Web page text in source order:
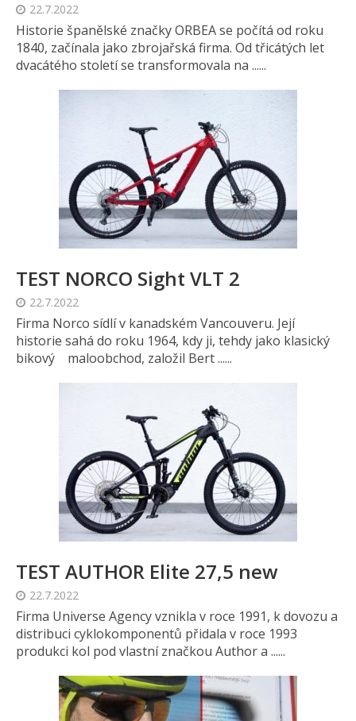
22.7.2022
Historie španělské značky ORBEA se počítá od roku
1840, začínala jako zbrojařská firma. Od třicátých let
dvacátého století se transformovala na ......
TEST NORCO Sight VLT 2
22.7.2022
Firma Norco sídlí v kanadském Vancouveru. Její
historie sahá do roku 1964, kdy ji, tehdy jako klasický
bikový maloobchod, založil Bert ......
TEST AUTHOR Elite 27,5 new
22.7.2022
Firma Universe Agency vznikla v roce 1991, k dovozu a
distribuci cyklokomponentů přidala v roce 1993
produkci kol pod vlastní značkou Author a ......